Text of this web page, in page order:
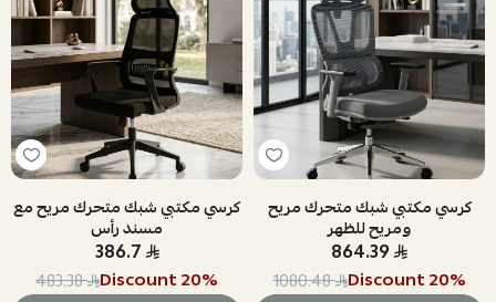
كرسي مكتبي شبك متحرك مريح مع
مسند رأس
386.7
483.38 Discount20%
كرسي مكتبي شبك متحرك مريح
ومريح للظهر
864.39
1080.48 Discount20%